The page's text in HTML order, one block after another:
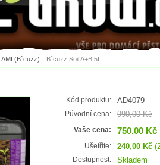
(B´cuzz) | B´cuzz Soil A+B 5L
Kód produktu: AD4079
Původní cena: 990,00 Kč
Vaše cena: 750,00 Kč
Ušetříte: 240,00 Kč
Dostupnost: Skladem